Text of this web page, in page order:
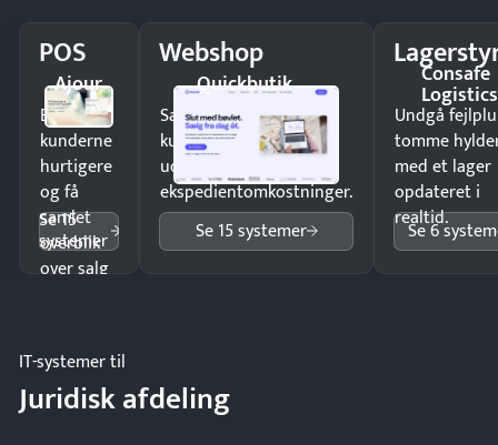
POS
Ajour
Ekspedér
kunderne
hurtigere
og få
samlet
overblik
over salg
Se 15
systemer
Webshop
Quickbutik
Sælg produkter 24/7 til
kunder i hele landet
uden
ekspedientomkostninger.
Se 15 systemer
Consafe
Logistics
Undgå
tomme
med et lager
opdateret i
realtid.
Se 6
IT-systemer til
Juridisk afdeling